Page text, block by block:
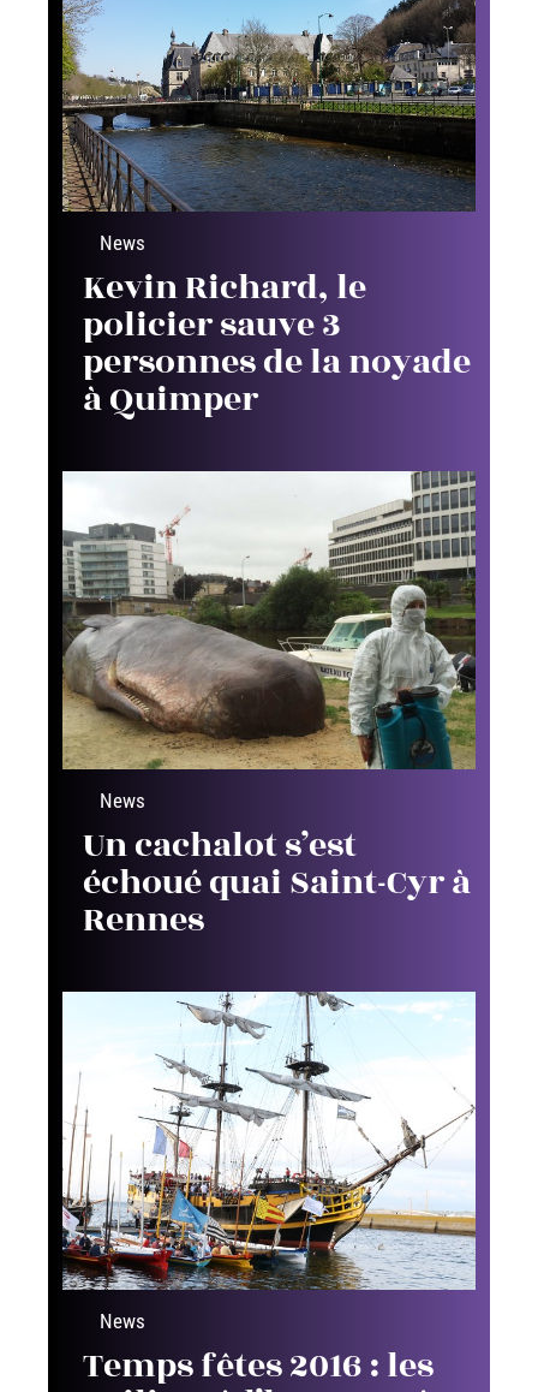
News
Kevin Richard, le
policier sauve 3
personnes de la noyade
à Quimper
News
Un cachalot s’est
échoué quai Saint-Cyr à
Rennes
News
Temps fêtes 2016 : les